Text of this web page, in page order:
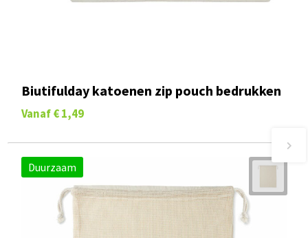
Biutifulday katoenen zip pouch bedrukken
Vanaf € 1,49
Duurzaam